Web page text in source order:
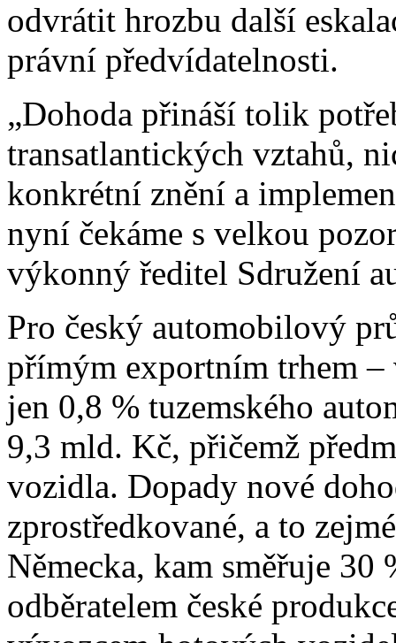
odvrátit hrozbu další
právní předvídatelnosti.
„Dohoda přináší tolik
transatlantických vztahů,
konkrétní znění a
nyní čekáme s velkou
výkonný ředitel Sdružení
Pro český automobilový
přímým exportním trhem –
jen 0,8 % tuzemského
9,3 mld. Kč, přičemž
vozidla. Dopady nové
zprostředkované, a to
Německa, kam směřuje
odběratelem české